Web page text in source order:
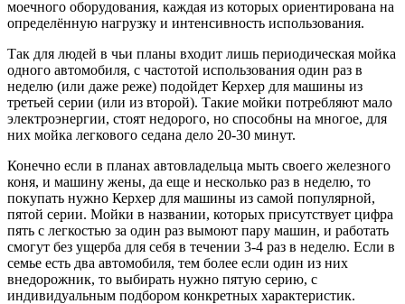
моечного оборудования, каждая из которых ориентирована на
определённую нагрузку и интенсивность использования.
Так для людей в чьи планы входит лишь периодическая мойка
одного автомобиля, с частотой использования один раз в
неделю (или даже реже) подойдет Керхер для машины из
третьей серии (или из второй). Такие мойки потребляют мало
электроэнергии, стоят недорого, но способны на многое, для
них мойка легкового седана дело 20-30 минут.
Конечно если в планах автовладельца мыть своего железного
коня, и машину жены, да еще и несколько раз в неделю, то
покупать нужно Керхер для машины из самой популярной,
пятой серии. Мойки в названии, которых присутствует цифра
пять с легкостью за один раз вымоют пару машин, и работать
смогут без ущерба для себя в течении 3-4 раз в неделю. Если в
семье есть два автомобиля, тем более если один из них
внедорожник, то выбирать нужно пятую серию, с
индивидуальным подбором конкретных характеристик.